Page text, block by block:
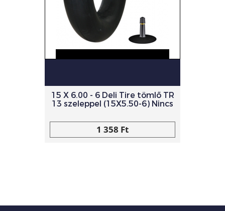
15 X 6.00 - 6 Deli Tire tömlő TR
13 szeleppel (15X5.50-6) Nincs
1 358 Ft